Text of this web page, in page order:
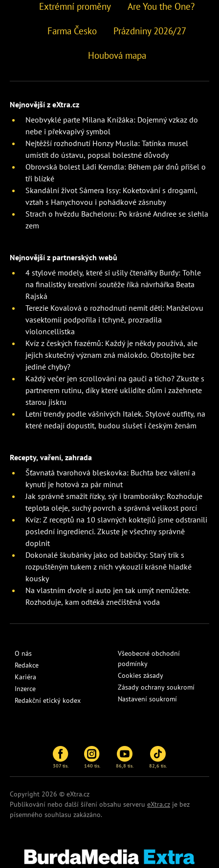
Extrémní proměny Are You the One?
Farma Česko Prázdniny 2026/27
Houbová mapa
Nejnovější z eXtra.cz
Neobvyklé parte Milana Knížáka: Dojemný vzkaz do
nebe i překvapivý symbol
Nejtěžší rozhodnutí Honzy Musila: Tatínka musel
umístit do ústavu, popsal bolestné důvody
Obrovská bolest Ládi Kerndla: Během pár dnů přišel o
tři blízké
Skandální život Sámera Issy: Koketování s drogami,
vztah s Hanychovou i pohádkové zásnuby
Strach o hvězdu Bacheloru: Po krásné Andree se slehla
zem
Nejnovější z partnerských webů
4 stylové modely, které si ušily čtenářky Burdy: Tohle
na finalistky kreativní soutěže říká návrhářka Beata
Rajská
Terezie Kovalová o rozhodnutí nemít děti: Manželovu
vasektomii podpořila i tchyně, prozradila
violoncellistka
Kvíz z českých frazémů: Každý je někdy používá, ale
jejich skutečný význam zná málokdo. Obstojíte bez
jediné chyby?
Každý večer jen scrollování na gauči a ticho? Zkuste s
partnerem rutinu, díky které uklidíte dům i zažehnete
starou jiskru
Letní trendy podle vášnivých Italek. Stylové outfity, na
které nedají dopustit, budou slušet i českým ženám
Recepty, vaření, zahrada
Šťavnatá tvarohová bleskovka: Buchta bez válení a
kynutí je hotová za pár minut
Jak správně smažit řízky, sýr i bramboráky: Rozhoduje
teplota oleje, suchý povrch a správná velikost porcí
Kvíz: Z receptů na 10 slavných koktejlů jsme odstranili
poslední ingredienci. Zkuste je všechny správně
doplnit
Dokonalé škubánky jako od babičky: Starý trik s
rozpuštěným tukem z nich vykouzlí krásně hladké
kousky
Na vlastním dvoře si auto jen tak umýt nemůžete.
Rozhoduje, kam odtéká znečištěná voda
O nás
Redakce
Kariéra
Inzerce
Redakční etický kodex
Všeobecné obchodní
podmínky
Cookies zásady
Zásady ochrany soukromí
Nastavení soukromí
307 tis. 140 tis. 86,8 tis. 82,6 tis.
Copyright 2026 © eXtra.cz
Publikování nebo další šíření obsahu serveru eXtra.cz je bez
písemného souhlasu zakázáno.